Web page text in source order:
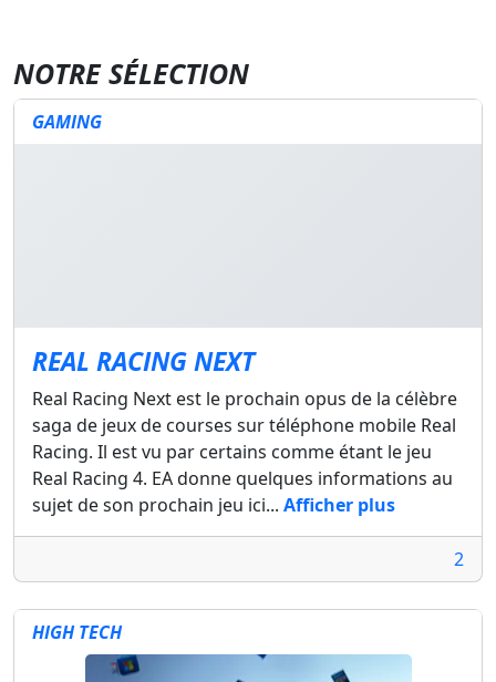
NOTRE SÉLECTION
GAMING
REAL RACING NEXT
Real Racing Next est le prochain opus de la célèbre
saga de jeux de courses sur téléphone mobile Real
Racing. Il est vu par certains comme étant le jeu
Real Racing 4. EA donne quelques informations au
sujet de son prochain jeu ici... Afficher plus
2
HIGH TECH